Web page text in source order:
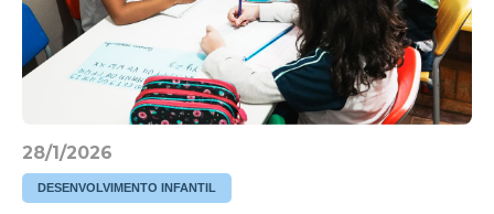
28/1/2026
DESENVOLVIMENTO INFANTIL